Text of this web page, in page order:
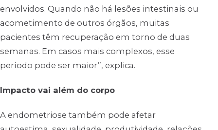
envolvidos. Quando não há lesões intestinais ou
acometimento de outros órgãos, muitas
pacientes têm recuperação em torno de duas
semanas. Em casos mais complexos, esse
período pode ser maior”, explica.
Impacto vai além do corpo
A endometriose também pode afetar